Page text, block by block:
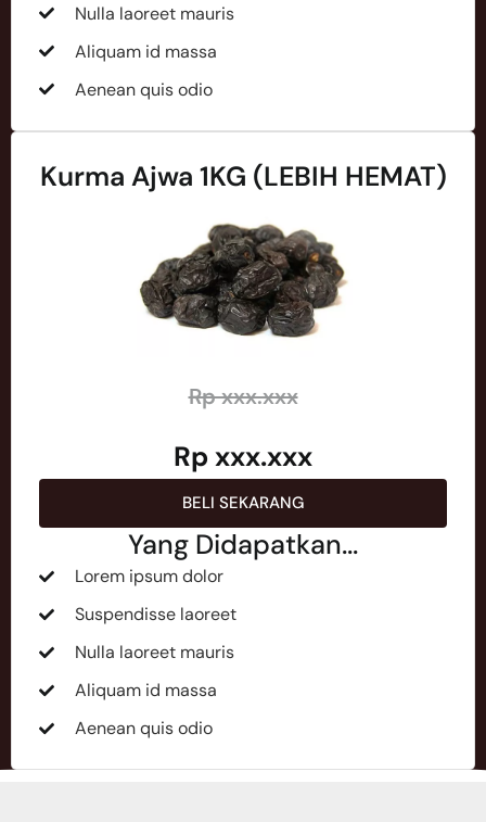
Nulla laoreet mauris
Aliquam id massa
Aenean quis odio
Kurma Ajwa 1KG (LEBIH HEMAT)
Rp xxx.xxx
Rp xxx.xxx
BELI SEKARANG
Yang Didapatkan...
Lorem ipsum dolor
Suspendisse laoreet
Nulla laoreet mauris
Aliquam id massa
Aenean quis odio